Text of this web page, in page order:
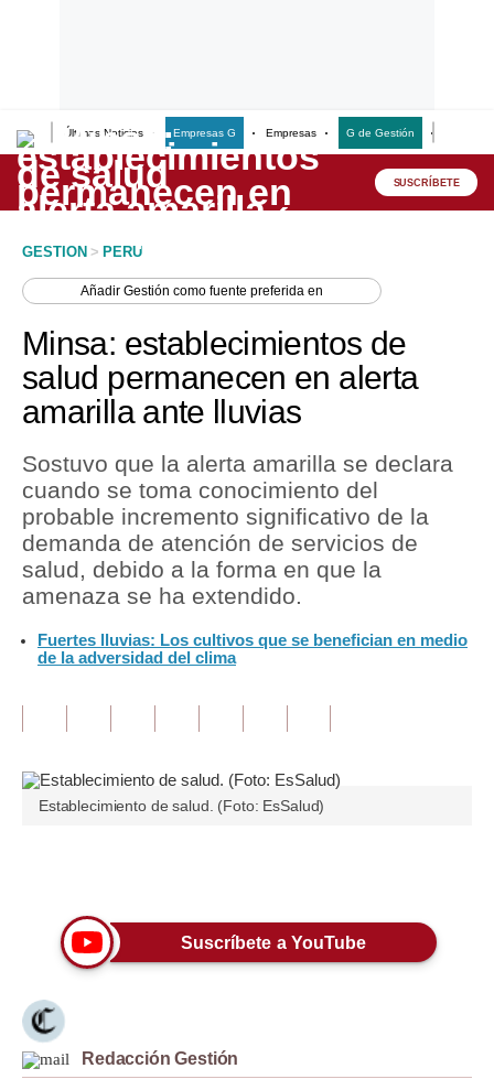
Últimas Noticias Empresas G Empresas G de Gestión
Lo último
Peru Quiosco
Economía
Mercados
Política
Tu Dinero
Finanzas Personales
Plus G
Opinión
Pregunta de hoy
Lujo
Viajes
Moda
Estilos
SUSCRÍBETE
GESTION > PERU
AñadirGestión como fuente preferida en
Minsa: establecimientos de
salud permanecen en alerta
amarilla ante lluvias
Sostuvo que la alerta amarilla se declara
cuando se toma conocimiento del
probable incremento significativo de la
demanda de atención de servicios de
salud, debido a la forma en que la
amenaza se ha extendido.
Fuertes lluvias: Los cultivos que se benefician en medio
de la adversidad del clima
Establecimiento de salud. (Foto: EsSalud)
Suscríbete a YouTube
Redacción Gestión